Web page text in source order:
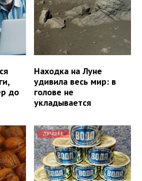
до
Находка на Луне
удивила весь мир: в
голове не
укладывается
ЛУЧШЕЕ